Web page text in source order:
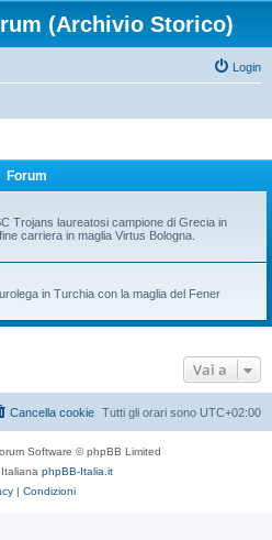
(Archivio Storico)
Login
Forum
Trojans laureatosi campione di Grecia in
carriera in maglia Virtus Bologna.
in Turchia con la maglia del Fener
Vai a
Tutti gli orari sono UTC+02:00
Cancella cookie
Software © phpBB Limited
phpBB-Italia.it
| Condizioni